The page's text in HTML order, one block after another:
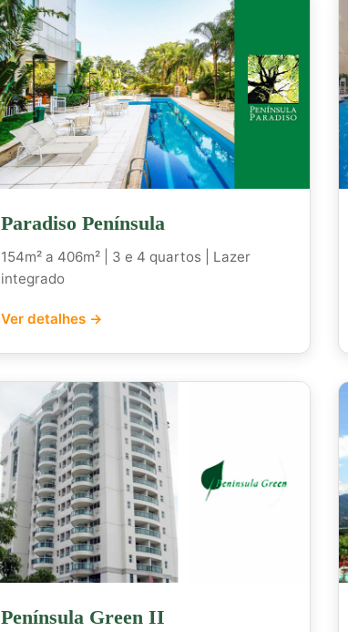
Paradiso Península
154m² a 406m² | 3 e 4 quartos | Lazer
integrado
Ver detalhes →
Península Green II